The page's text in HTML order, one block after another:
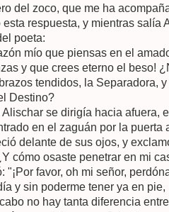
del zoco, que me ha
esta respuesta, y mientras salía
poeta:
mío que piensas en el
y que crees eterno el beso!
tendidos, la Separadora,
Destino?
se dirigía hacia afuera,
en el zaguán por la puerta
delante de sus ojos, y
cómo osaste penetrar en mi
"¡Por favor, oh mi señor,
y sin poderme tener ya en
no hay tanta diferencia